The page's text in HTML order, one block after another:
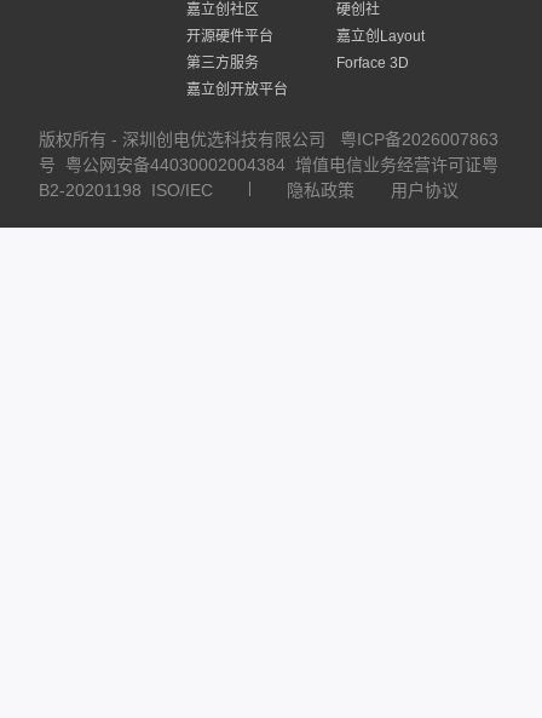
嘉立创社区
硬创社
开源硬件平台
嘉立创Layout
第三方服务
Forface 3D
嘉立创开放平台
版权所有 - 深圳创电优选科技有限公司
粤ICP备2026007863
号
粤公网安备44030002004384 增值电信业务经营许可证粤
B2-20201198
ISO/IEC 隐私政策 用户协议